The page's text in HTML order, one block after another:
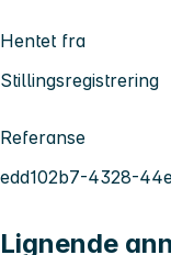
Hentet fra
Stillingsregistrering
Referanse
edd102b7-4328-
Lignende